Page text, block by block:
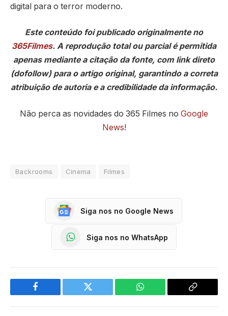
digital para o terror moderno.
Este conteúdo foi publicado originalmente no
365Filmes. A reprodução total ou parcial é permitida
apenas mediante a citação da fonte, com link direto
(dofollow) para o artigo original, garantindo a correta
atribuição de autoria e a credibilidade da informação.
Não perca as novidades do 365 Filmes no Google
News!
Backrooms Cinema Filmes
Siga nos no Google News
Siga nos no WhatsApp
Facebook Twitter WhatsApp
Copy